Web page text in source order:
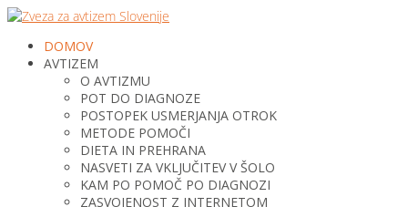
DOMOV
AVTIZEM
O AVTIZMU
POT DO DIAGNOZE
POSTOPEK USMERJANJA OTROK
METODE POMOČI
DIETA IN PREHRANA
NASVETI ZA VKLJUČITEV V ŠOLO
KAM PO POMOČ PO DIAGNOZI
ZASVOJENOST Z INTERNETOM